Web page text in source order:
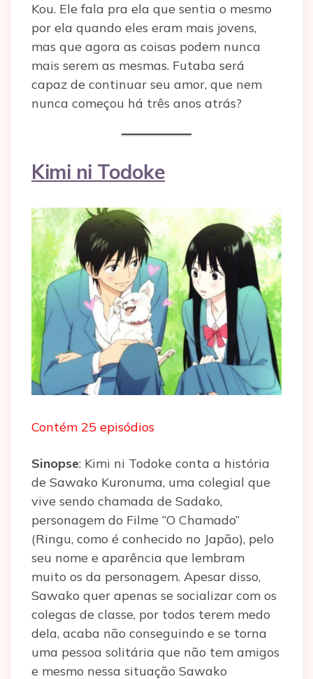
Kou. Ele fala pra ela que sentia o mesmo
por ela quando eles eram mais jovens,
mas que agora as coisas podem nunca
mais serem as mesmas. Futaba será
capaz de continuar seu amor, que nem
nunca começou há três anos atrás?
Kimi ni Todoke
Contém 25 episódios
Sinopse: Kimi ni Todoke conta a história
de Sawako Kuronuma, uma colegial que
vive sendo chamada de Sadako,
personagem do Filme “O Chamado”
(Ringu, como é conhecido no Japão), pelo
seu nome e aparência que lembram
muito os da personagem. Apesar disso,
Sawako quer apenas se socializar com os
colegas de classe, por todos terem medo
dela, acaba não conseguindo e se torna
uma pessoa solitária que não tem amigos
e mesmo nessa situação Sawako